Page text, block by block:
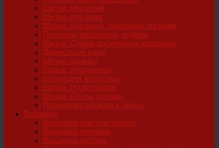
Шитье для детей
Шитье для дома
Шитье. Корзинки, тарелочки, вазочки
Подушки, наволочки, пуфики
Шитье. Сумки, косметички, кошельки
Джинсовые идеи
Шитье одежды
Шитье. Игольницы
Шитье для животных
Шитье. Из футболок
Шитье. Обувь,тапочки
Переделка одежды и обуви
Вышивка
Вышивка крестом, схемы
Вышивка лентами
Вышивка детская